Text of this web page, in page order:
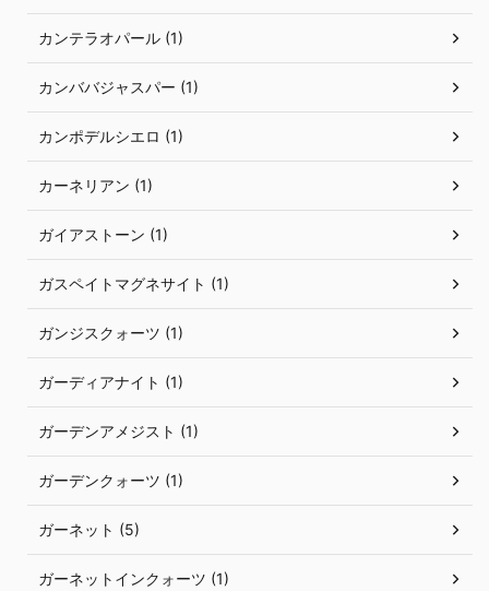
カンテラオパール (1)
カンババジャスパー (1)
カンポデルシエロ (1)
カーネリアン (1)
ガイアストーン (1)
ガスペイトマグネサイト (1)
ガンジスクォーツ (1)
ガーディアナイト (1)
ガーデンアメジスト (1)
ガーデンクォーツ (1)
ガーネット (5)
ガーネットインクォーツ (1)